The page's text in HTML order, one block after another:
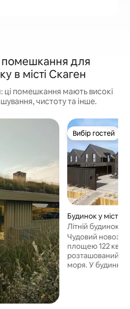
для
в місті Скаген
ці помешкання мають високі
чистоту та інше.
Вибір гостей
Вибір гостей
Будинок у місті
Літній будинок у
Чудовий
площею 122 кв. м
розташований у
моря. У будинку